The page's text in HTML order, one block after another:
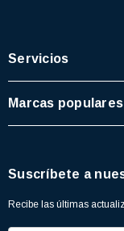
Servicios
Marcas populares
Suscríbete a
Recibe las últimas